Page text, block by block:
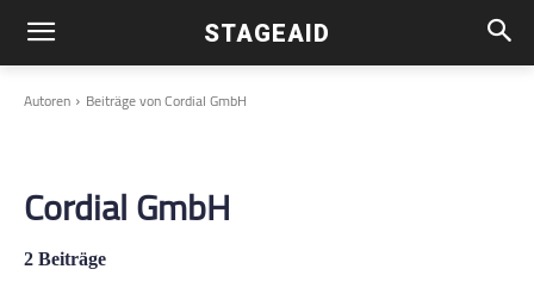
STAGEAID
Autoren Beiträge von Cordial GmbH
Cordial GmbH
2 Beiträge